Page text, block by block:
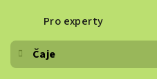
Pro experty
Čaje